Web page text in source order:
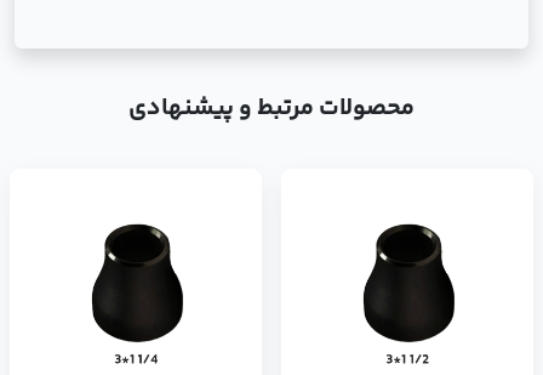
محصولات مرتبط و پیشنهادی